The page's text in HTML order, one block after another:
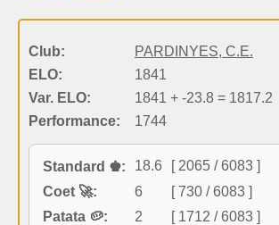
Club:
PARDINYES, C.E.
ELO:
1841
Var. ELO:
1841 + -23.8 = 1817.2
Performance:
1744
Standard ♚: 18.6
[ 2065 / 6083 ]
Coet 🚀:
6
[ 730 / 6083 ]
Patata 🥔:
2
[ 1712 / 6083 ]